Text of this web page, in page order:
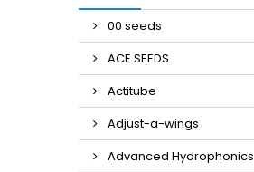
00 seeds
ACE SEEDS
Actitube
Adjust-a-wings
Advanced Hydrophonics